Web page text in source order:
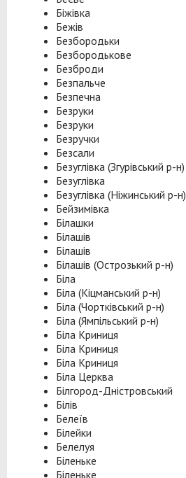
Біжівка
Бежів
Безбородьки
Безбородькове
Безброди
Безпальче
Безпечна
Безруки
Безруки
Безручки
Безсали
Безуглівка (Згурівський р-н)
Безуглівка
Безуглівка (Ніжинський р-н)
Бейзимівка
Білашки
Білашів
Білашів
Білашів (Острозький р-н)
Біла
Біла (Кіцманський р-н)
Біла (Чортківський р-н)
Біла (Ямпільський р-н)
Біла Криниця
Біла Криниця
Біла Криниця
Біла Церква
Білгород-Дністровський
Білів
Белеїв
Білейки
Белелуя
Біленьке
Біленьке